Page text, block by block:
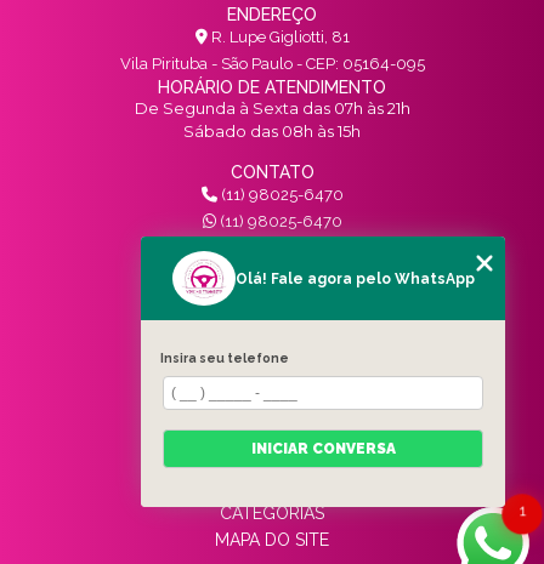
ENDEREÇO
R. Lupe Gigliotti, 81
Vila Pirituba - São Paulo - CEP: 05164-095
HORÁRIO DE ATENDIMENTO
De Segunda à Sexta das 07h às 21h
Sábado das 08h às 15h
CONTATO
(11) 98025-6470
(11) 98025-6470
contato@vivinotransito.com.br
SIGA-NOS!
MENU
HOME
QUEM SOMOS
SERVIÇOS
BLOG
CATEGORIAS
MAPA DO SITE
1
Olá! Fale agora pelo WhatsApp
Insira seu telefone
INICIAR CONVERSA